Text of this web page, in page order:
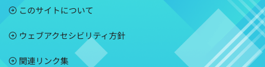
このサイトについて
ウェブアクセシビリティ方針
関連リンク集